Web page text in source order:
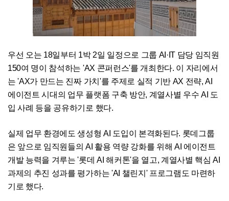
우선 오는 18일부터 1박 2일 일정으로 그룹 AI·IT 담당 임직원
150여 명이 참석하는 'AX 콘퍼런스'를 개최한다. 이 자리에서
는 'AX가 만드는 진짜 가치'를 주제로 실적 기반 AX 전략, AI
에이전트 시대의 업무 플랫폼 구축 방안, 계열사별 우수 AI 도
입 사례 등을 공유하기로 했다.
실제 업무 환경에도 생성형 AI 도입이 본격화된다. 롯데그룹
은 앞으로 임직원들의 AI 활용 역량 강화를 위해 AI 에이전트
개발 능력을 겨루는 '롯데 AI 해커톤'을 열고, 계열사별 핵심 AI
과제의 추진 성과를 평가하는 'AI 챌린지' 프로그램도 마련하
기로 했다.